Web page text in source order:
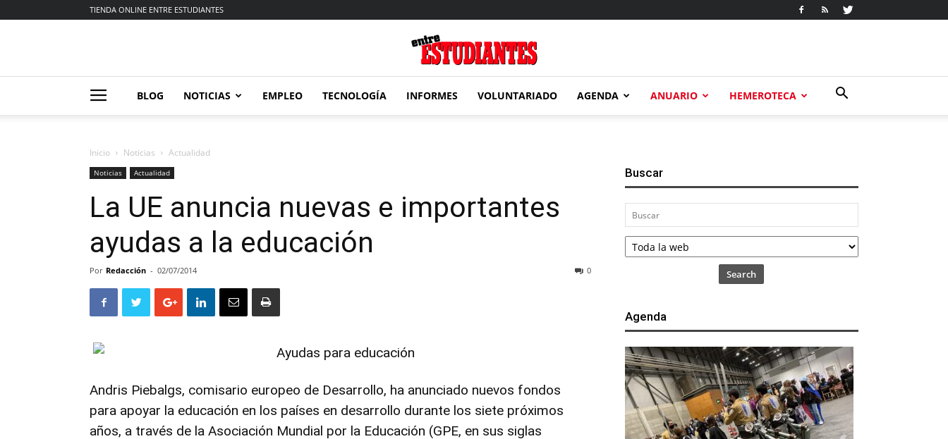
TIENDA ONLINE ENTRE ESTUDIANTES
Estudiantes
BLOG NOTICIAS EMPLEO TECNOLOGÍA INFORMES VOLUNTARIADO AGENDA ANUARIO HEMEROTECA
Inicio Noticias Actualidad
Noticias Actualidad
La UE anuncia nuevas e importantes
ayudas a la educación
Por Redacción - 02/07/2014 0
Andris Piebalgs, comisario europeo de Desarrollo, ha anunciado nuevos fondos
para apoyar la educación en los países en desarrollo durante los siete próximos
años, a través de la Asociación Mundial por la Educación (GPE, en sus siglas
Buscar
Search
Agenda